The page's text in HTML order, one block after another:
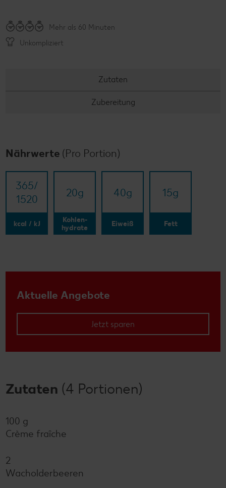
Mehr als 60 Minuten
Unkompliziert
Zutaten
Zubereitung
Nährwerte (Pro Portion)
365/​
1520
kcal / kJ
20g
Kohlen-
hydrate
40g
Eiweiß
15g
Fett
Aktuelle Angebote
Jetzt sparen
Zutaten (4 Portionen)
100 g
Crème fraîche
2
Wacholderbeeren